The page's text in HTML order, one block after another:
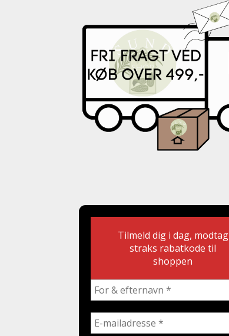
Tilmeld dig i dag, modtag
straks rabatkode til
shoppen